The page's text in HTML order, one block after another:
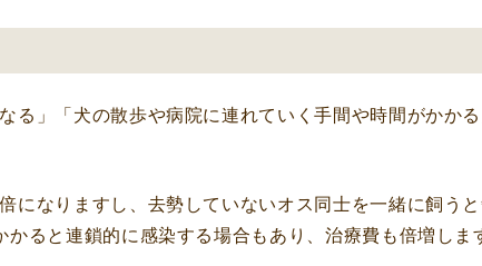
る」「犬の散歩や病院に連れていく手間や時間がかか
になりますし、去勢していないオス同士を一緒に飼うと
ると連鎖的に感染する場合もあり、治療費も倍増しま